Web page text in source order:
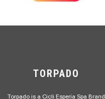
TORPADO
Torpado is a Cicli Esperia Spa Brand